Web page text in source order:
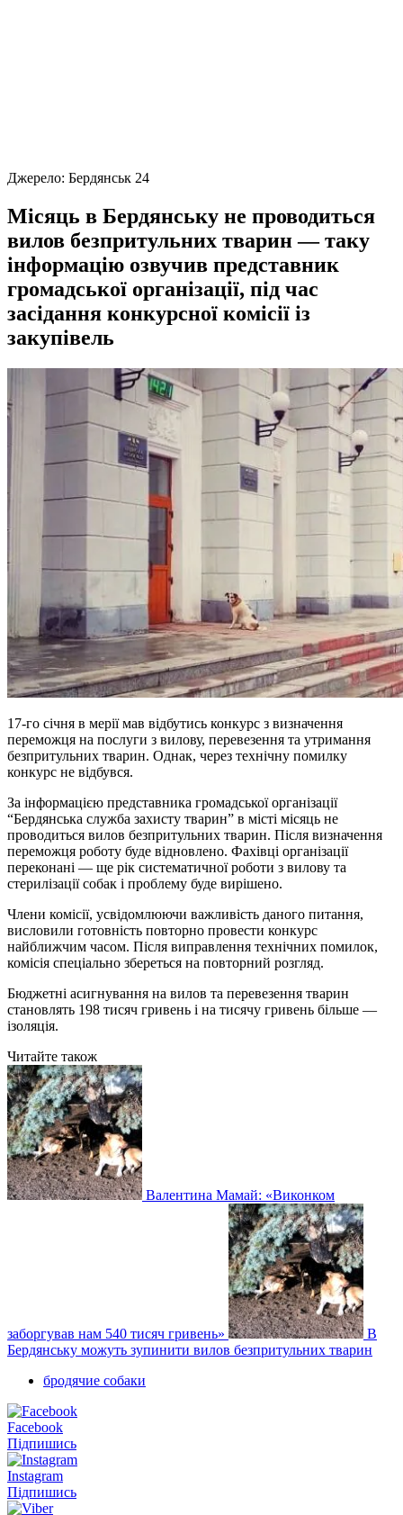
Джерело: Бердянськ 24
Місяць в Бердянську не проводиться
вилов безпритульних тварин — таку
інформацію озвучив представник
громадської організації, під час
засідання конкурсної комісії із
закупівель
17-го січня в мерії мав відбутись конкурс з визначення
переможця на послуги з вилову, перевезення та утримання
безпритульних тварин. Однак, через технічну помилку
конкурс не відбувся.
За інформацією представника громадської організації
“Бердянська служба захисту тварин” в місті місяць не
проводиться вилов безпритульних тварин. Після визначення
переможця роботу буде відновлено. Фахівці організації
переконані — ще рік систематичної роботи з вилову та
стерилізації собак і проблему буде вирішено.
Члени комісії, усвідомлюючи важливість даного питання,
висловили готовність повторно провести конкурс
найближчим часом. Після виправлення технічних помилок,
комісія спеціально збереться на повторний розгляд.
Бюджетні асигнування на вилов та перевезення тварин
становлять 198 тисяч гривень і на тисячу гривень більше —
ізоляція.
Читайте також
Валентина Мамай: «Виконком
заборгував нам 540 тисяч гривень»
В
Бердянську можуть зупинити вилов безпритульних тварин
бродячие собаки
Facebook
Підпишись
Instagram
Підпишись